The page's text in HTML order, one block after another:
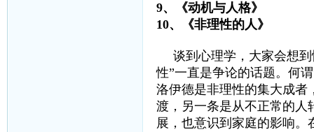
9、《动机与人格
10、《非理性的人》
谈到心理学，大家会想
性”一直是争论的话题。何
洛伊德是非理性的集大成者
渡，另一条是从不正常的人
展，也意识到家庭的影响。